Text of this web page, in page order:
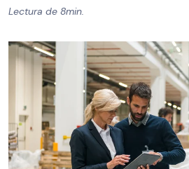
Lectura de 8min.